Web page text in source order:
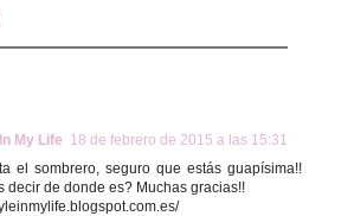
My Life 18 de febrero de 2015 a las 15:31
el sombrero, seguro que estás guapísima!!
decir de donde es? Muchas gracias!!